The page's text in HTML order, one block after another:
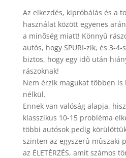
Az elkezdés, kipróbálás és a
használat között egyenes
a minõség miatt! Könnyû
autós, hogy SPURI-zik, és 3-
biztos, hogy egy idõ után
rászoknak!
Nem érzik magukat többen is
nélkül.
Ennek van valóság alapja,
klasszikus 10-15 probléma
többi autósok pedig
szinten az egyszerû mûszaki
az ÉLETÉRZÉS, amit számos